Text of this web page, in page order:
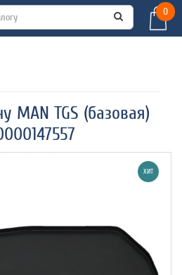
0
MAN TGS (базовая)
ХИТ